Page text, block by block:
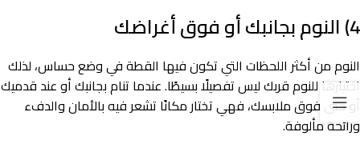
4) النوم بجانبك أو فوق أغراضك
النوم من أكثر اللحظات التي تكون فيها القطة في وضع حساس، لذلك
اختيارها للنوم قربك ليس تفصيلًا بسيطًا. عندما تنام بجانبك أو عند قدميك
أو حتى فوق ملابسك، فهي تختار مكانًا تشعر فيه بالأمان والدفء
ورائحة مألوفة.